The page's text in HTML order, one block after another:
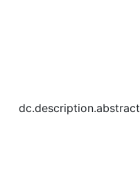
dc.description.abstract